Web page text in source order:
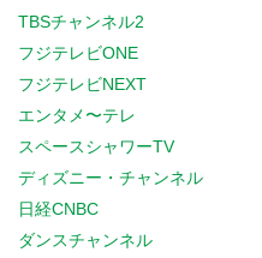
TBSチャンネル2
フジテレビONE
フジテレビNEXT
エンタメ〜テレ
スペースシャワーTV
ディズニー・チャンネル
日経CNBC
ダンスチャンネル